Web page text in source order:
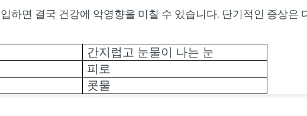
하면 결국 건강에 악영향을 미칠 수 있습니다. 단기적인 증상은
간지럽고 눈물이 나는 눈
피로
콧물
료로 구독하세요
검열이나 전자정보 감시 없는 제대로 된 자연 건강 정보를 자유
롭게 확인하실 수 있습니다. Dr. Mercola와 함께 개인정보와 표